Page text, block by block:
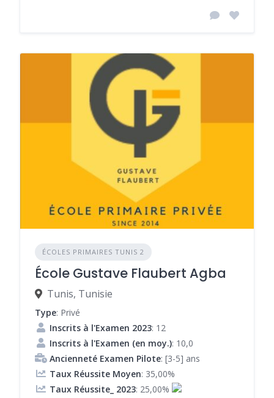
ÉCOLES PRIMAIRES TUNIS 2
École Gustave Flaubert Agba
Tunis, Tunisie
Type: Privé
Inscrits à l'Examen 2023: 12
Inscrits à l'Examen (en moy.): 10,0
Ancienneté Examen Pilote: [3-5] ans
Taux Réussite Moyen: 35,00%
Taux Réussite_ 2023: 25,00%